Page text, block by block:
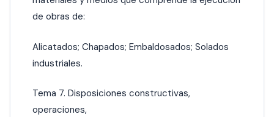
de obras de:
Alicatados; Chapados; Embaldosados; Solados
industriales.
Tema 7. Disposiciones constructivas,
operaciones,